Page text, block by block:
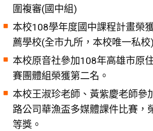
圍複審(國中組)
本校108學年度國中課程計畫榮
薦學校(全市九所，本校唯一私校
本校原音社參加108年高雄市原
賽團體組榮獲第二名。
本校王淑珍老師、黃紫慶老師參
路公司華漁盃多媒體課件比賽，
等獎。